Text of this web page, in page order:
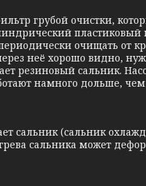
грубой очистки,
очищать от
неё хорошо видно,
резиновый сальник.
намного дольше, чем
сальник (сальник
сальника может